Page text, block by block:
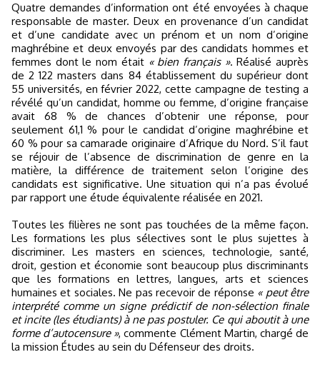
Quatre demandes d’information ont été envoyées à chaque
responsable de master. Deux en provenance d’un candidat
et d’une candidate avec un prénom et un nom d’origine
maghrébine et deux envoyés par des candidats hommes et
femmes dont le nom était « bien français ». Réalisé auprès
de 2 122 masters dans 84 établissement du supérieur dont
55 universités, en février 2022, cette campagne de testing a
révélé qu’un candidat, homme ou femme, d’origine française
avait 68 % de chances d’obtenir une réponse, pour
seulement 61,1 % pour le candidat d’origine maghrébine et
60 % pour sa camarade originaire d’Afrique du Nord. S’il faut
se réjouir de l’absence de discrimination de genre en la
matière, la différence de traitement selon l’origine des
candidats est significative. Une situation qui n’a pas évolué
par rapport une étude équivalente réalisée en 2021.
Toutes les filières ne sont pas touchées de la même façon.
Les formations les plus sélectives sont le plus sujettes à
discriminer. Les masters en sciences, technologie, santé,
droit, gestion et économie sont beaucoup plus discriminants
que les formations en lettres, langues, arts et sciences
humaines et sociales. Ne pas recevoir de réponse « peut être
interprété comme un signe prédictif de non-sélection finale
et incite (les étudiants) à ne pas postuler. Ce qui aboutit à une
forme d’autocensure », commente Clément Martin, chargé de
la mission Études au sein du Défenseur des droits.